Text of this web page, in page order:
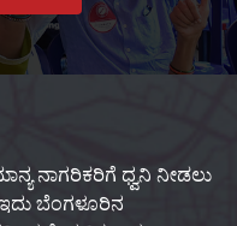
ನಾಗರಿಕರಿಗೆ ಧ್ವನಿ ನೀಡಲು
ಬೆಂಗಳೂರಿನ